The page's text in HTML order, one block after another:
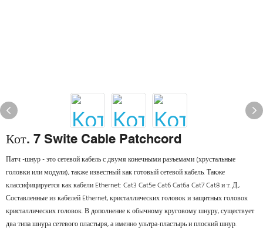
Кот. 7 Swite Cable Patchcord
Патч -шнур - это сетевой кабель с двумя конечными разъемами (хрустальные
головки или модули), также известный как готовый сетевой кабель. Также
классифицируется как кабели Ethernet: Cat3 Cat5e Cat6 Cat6a Cat7 Cat8 и т. Д.,
Составленные из кабелей Ethernet, кристаллических головок и защитных головок
кристаллических головок. В дополнение к обычному круговому шнуру, существует
два типа шнура сетевого пластыря, а именно ультра-пластырь и плоский шнур.